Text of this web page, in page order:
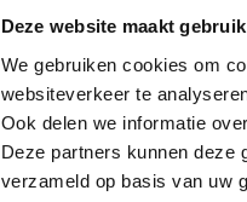
Deze website maakt
We gebruiken cookies om
websiteverkeer te
Ook delen we informatie
Deze partners kunnen deze
verzameld op basis van uw